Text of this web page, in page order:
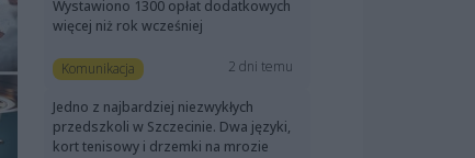
Wystawiono 1300 opłat dodatkowych
więcej niż rok wcześniej
Komunikacja 2 dni temu
Jedno z najbardziej niezwykłych
przedszkoli w Szczecinie. Dwa języki,
kort tenisowy i drzemki na mrozie